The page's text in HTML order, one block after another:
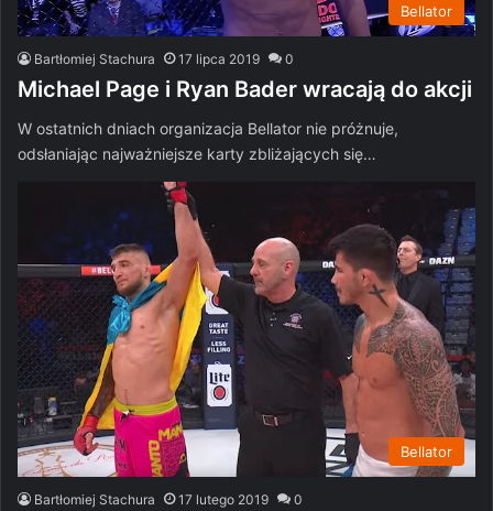
Bellator
Bartłomiej Stachura 17 lipca 2019 0
Michael Page i Ryan Bader wracają do akcji
W ostatnich dniach organizacja Bellator nie próżnuje,
odsłaniając najważniejsze karty zbliżających się…
Bellator
Bartłomiej Stachura 17 lutego 2019 0